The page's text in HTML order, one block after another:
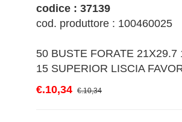
codice : 37139
cod. produttore : 100460025
50 BUSTE FORATE 21X29.7
15 SUPERIOR LISCIA
€.10,34 €.10,34